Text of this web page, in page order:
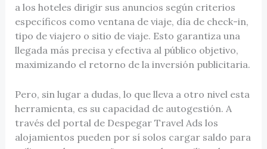
a los hoteles dirigir sus anuncios según criterios
específicos como ventana de viaje, día de check-in,
tipo de viajero o sitio de viaje. Esto garantiza una
llegada más precisa y efectiva al público objetivo,
maximizando el retorno de la inversión publicitaria.
Pero, sin lugar a dudas, lo que lleva a otro nivel esta
herramienta, es su capacidad de autogestión. A
través del portal de Despegar Travel Ads los
alojamientos pueden por sí solos cargar saldo para